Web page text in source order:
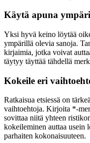
Käytä apuna
Yksi hyvä keino löytää
ympärillä olevia sanoja.
kirjaimia, jotka voivat
täytyy täyttää tähdellä
Kokeile eri
Ratkaisua etsiessä on
vaihtoehtoja. Kirjoita *-
sovittaa niitä yhteen
kokeileminen auttaa usein
parhaiten kokonaisuuteen.